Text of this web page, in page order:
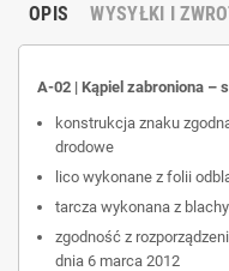
OPIS WYSYŁKI I
A-02 | Kąpiel zabroniona –
konstrukcja znaku
drodowe
lico wykonane z folii
tarcza wykonana z
zgodność z
dnia 6 marca 2012